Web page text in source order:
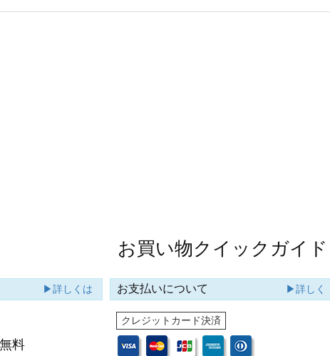
お買い物クイックガイド
▶詳しくは
料
お支払いについて ▶詳しく
クレジットカード決済